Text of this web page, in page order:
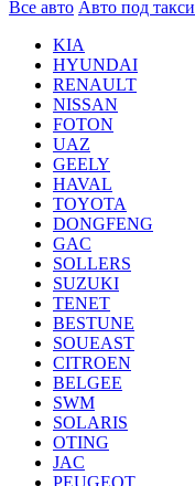
Все авто Авто под такси
KIA
HYUNDAI
RENAULT
NISSAN
FOTON
UAZ
GEELY
HAVAL
TOYOTA
DONGFENG
GAC
SOLLERS
SUZUKI
TENET
BESTUNE
SOUEAST
CITROEN
BELGEE
SWM
SOLARIS
OTING
JAC
PEUGEOT